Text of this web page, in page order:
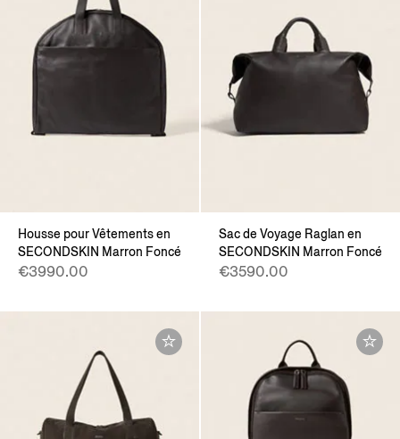
Housse pour Vêtements en
SECONDSKIN Marron Foncé
€3990.00
Sac de Voyage Raglan en
SECONDSKIN Marron Foncé
€3590.00